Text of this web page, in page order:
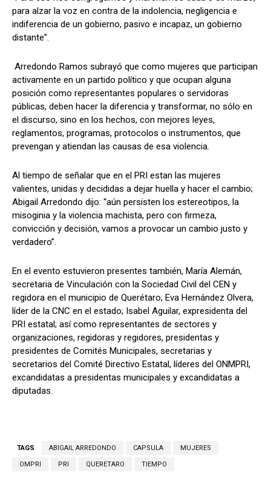
para alzar la voz en contra de la indolencia, negligencia e
indiferencia de un gobierno, pasivo e incapaz, un gobierno
distante”.
Arredondo Ramos subrayó que como mujeres que participan
activamente en un partido político y que ocupan alguna
posición como representantes populares o servidoras
públicas, deben hacer la diferencia y transformar, no sólo en
el discurso, sino en los hechos, con mejores leyes,
reglamentos, programas, protocolos o instrumentos, que
prevengan y atiendan las causas de esa violencia.
Al tiempo de señalar que en el PRI estan las mujeres
valientes, unidas y decididas a dejar huella y hacer el cambio;
Abigail Arredondo dijo: “aún persisten los estereotipos, la
misoginia y la violencia machista, pero con firmeza,
convicción y decisión, vamos a provocar un cambio justo y
verdadero”.
En el evento estuvieron presentes también, María Alemán,
secretaria de Vinculación con la Sociedad Civil del CEN y
regidora en el municipio de Querétaro; Eva Hernández Olvera,
líder de la CNC en el estado; Isabel Aguilar, expresidenta del
PRI estatal; así como representantes de sectores y
organizaciones, regidoras y regidores, presidentas y
presidentes de Comités Municipales, secretarias y
secretarios del Comité Directivo Estatal, líderes del ONMPRI,
excandidatas a presidentas municipales y excandidatas a
diputadas.
TAGS ABIGAIL ARREDONDO CAPSULA MUJERES
OMPRI PRI QUERETARO TIEMPO